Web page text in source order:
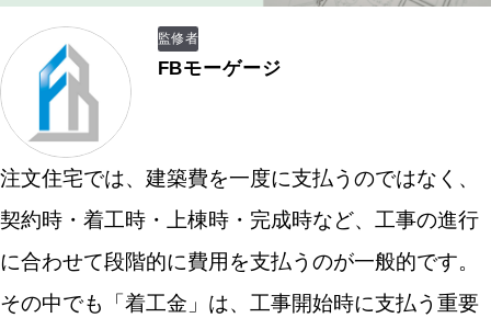
監修者
FBモーゲージ
注文住宅では、建築費を一度に支払うのではなく、
契約時・着工時・上棟時・完成時など、工事の進行
に合わせて段階的に費用を支払うのが一般的です。
その中でも「着工金」は、工事開始時に支払う重要